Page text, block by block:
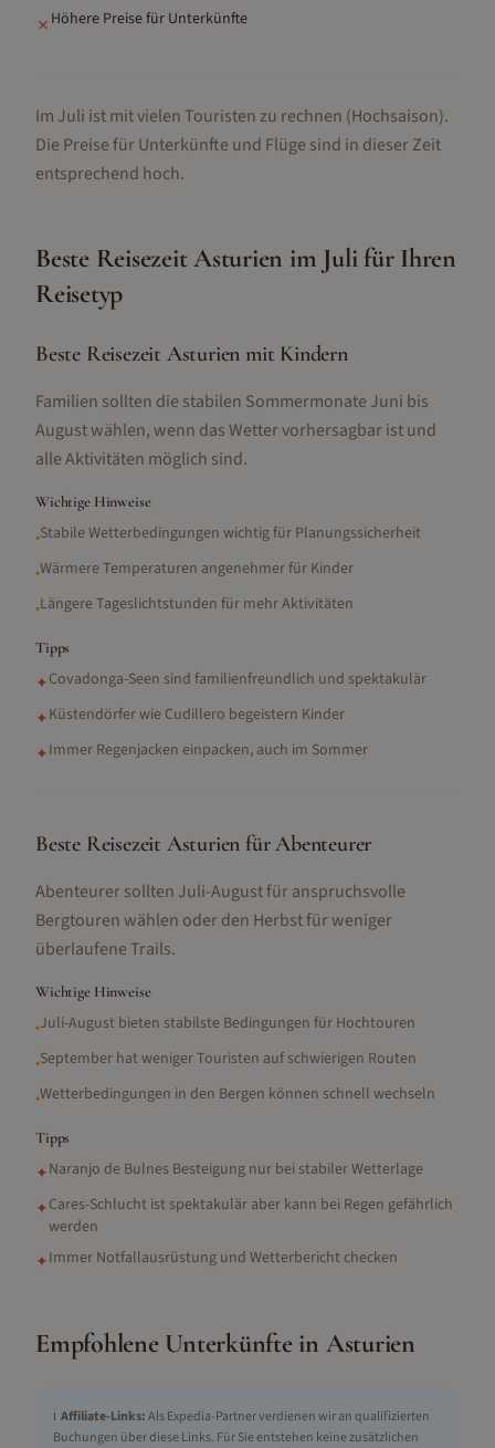
✗ Höhere Preise für Unterkünfte
Im Juli ist mit vielen Touristen zu rechnen (Hochsaison).
Die Preise für Unterkünfte und Flüge sind in dieser Zeit
entsprechend hoch.
Beste ReisezeitAsturien im Julifür Ihren
Reisetyp
Beste Reisezeit Asturien mit Kindern
Familien sollten die stabilen Sommermonate Juni bis
August wählen, wenn das Wetter vorhersagbar ist und
alle Aktivitäten möglich sind.
Wichtige Hinweise
•Stabile Wetterbedingungen wichtig für Planungssicherheit
•Wärmere Temperaturen angenehmer für Kinder
•Längere Tageslichtstunden für mehr Aktivitäten
Tipps
✦Covadonga-Seen sind familienfreundlich und spektakulär
✦Küstendörfer wie Cudillero begeistern Kinder
✦Immer Regenjacken einpacken, auch im Sommer
Beste Reisezeit Asturien für Abenteurer
Abenteurer sollten Juli-August für anspruchsvolle
Bergtouren wählen oder den Herbst für weniger
überlaufene Trails.
Wichtige Hinweise
•Juli-August bieten stabilste Bedingungen für Hochtouren
•September hat weniger Touristen auf schwierigen Routen
•Wetterbedingungen in den Bergen können schnell wechseln
Tipps
✦Naranjo de Bulnes Besteigung nur bei stabiler Wetterlage
✦Cares-Schlucht ist spektakulär aber kann bei Regen gefährlich
werden
✦Immer Notfallausrüstung und Wetterbericht checken
Empfohlene Unterkünfte in Asturien
ℹ️ Affiliate-Links:Als Expedia-Partner verdienen wir an qualifizierten
Buchungen über diese Links. Für Sie entstehen keine zusätzlichen